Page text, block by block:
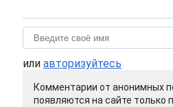
или авторизуйтесь
Комментарии от анонимных
появляются на сайте только